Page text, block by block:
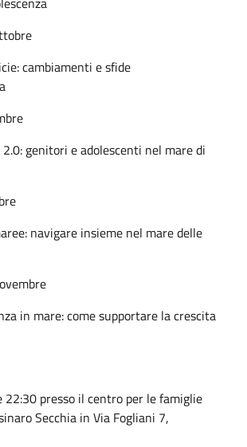
cambiamenti e sfide
genitori e adolescenti nel mare di
navigare insieme nel mare delle
in mare: come supportare la crescita
22:30 presso il centro per le famiglie
Secchia in Via Fogliani 7,